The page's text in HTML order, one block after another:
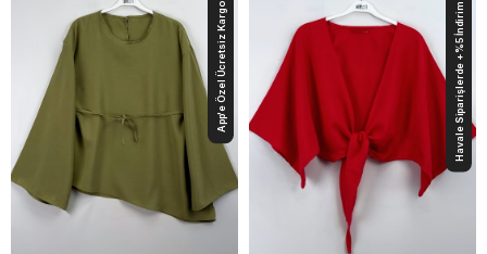
App'e Özel Ücretsiz Kargo Havale Siparişlerde +%5 İndirim